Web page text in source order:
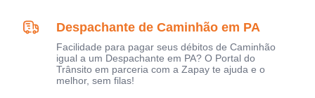
Despachante de Caminhão em PA
Facilidade para pagar seus débitos de Caminhão
igual a um Despachante em PA? O Portal do
Trânsito em parceria com a Zapay te ajuda e o
melhor, sem filas!